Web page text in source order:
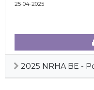
25-04-2025
2025 NRHA BE -